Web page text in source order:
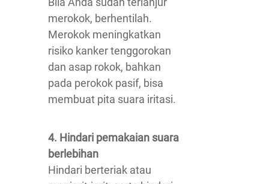
merokok, berhentilah.
Merokok meningkatkan
risiko kanker tenggorokan
dan asap rokok, bahkan
pada perokok pasif, bisa
membuat pita suara iritasi.
4. Hindari pemakaian suara
berlebihan
Hindari berteriak atau